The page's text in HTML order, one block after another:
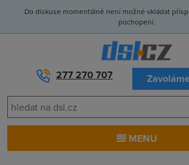
Do diskuse momentálně není možné vkládat
pochopení.
277 270 707
MENU